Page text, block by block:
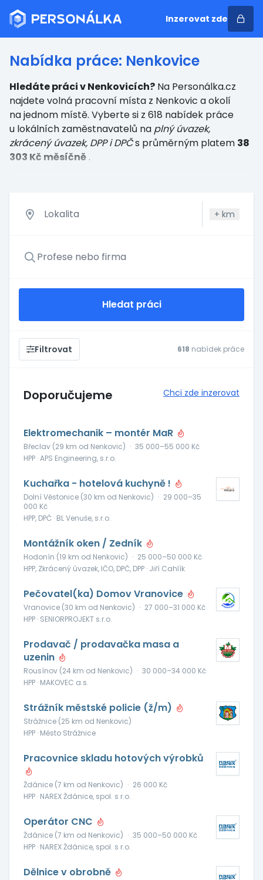
Inzerovat zde
Nabídka práce: Nenkovice
Hledáte práci v Nenkovicích? Na Personálka.cz
najdete volná pracovní místa z Nenkovic a okolí
na jednom místě. Vyberte si z 618 nabídek práce
u lokálních zaměstnavatelů na plný úvazek,
zkrácený úvazek, DPP i DPČs průměrným platem 38
303 Kč měsíčně .
+ km
Hledat práci
Filtrovat 618 nabídek práce
Doporučujeme Chci zde inzerovat
Elektromechanik – montér MaR
Břeclav (29 km od Nenkovic) · 35 000–55 000 Kč
HPP · APS Engineering, s.r.o.
Kuchařka - hotelová kuchyně !
Dolní Věstonice (30 km od Nenkovic) · 29 000–35
000 Kč
HPP, DPČ · BL Venuše, s.r.o.
Montážník oken / Zedník
Hodonín (19 km od Nenkovic) · 25 000–50 000 Kč
HPP, Zkrácený úvazek, IČO, DPČ, DPP · Jiří Cahlík
Pečovatel(ka) Domov Vranovice
Vranovice (30 km od Nenkovic) · 27 000–31 000 Kč
HPP · SENIORPROJEKT s.r.o.
Prodavač / prodavačka masa a
uzenin
Rousínov (24 km od Nenkovic) · 30 000–34 000 Kč
HPP · MAKOVEC a.s.
Strážník městské policie (ž/m)
Strážnice (25 km od Nenkovic)
HPP · Město Strážnice
Pracovnice skladu hotových výrobků
Ždánice (7 km od Nenkovic) · 26 000 Kč
HPP · NAREX Ždánice, spol. s r.o.
Operátor CNC
Ždánice (7 km od Nenkovic) · 35 000–50 000 Kč
HPP · NAREX Ždánice, spol. s r.o.
Dělnice v obrobně